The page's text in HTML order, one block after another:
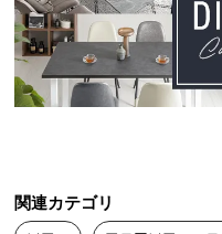
い
て
小
の
配
3つに分かれてるため、ソフ
隙間が出来てしまいます。
ソファ自体はしっかりした
関連カテゴリ